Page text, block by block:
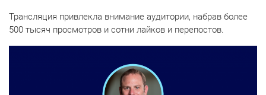
Трансляция привлекла внимание аудитории, набрав более
500 тысяч просмотров и сотни лайков и перепостов.